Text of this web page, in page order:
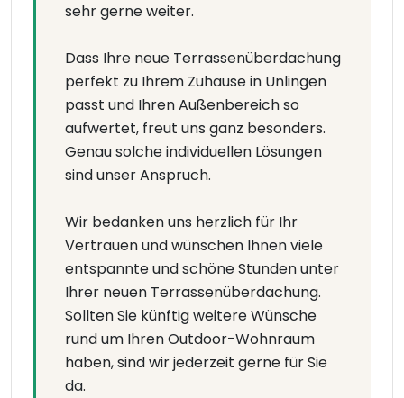
sehr gerne weiter.
Dass Ihre neue Terrassenüberdachung
perfekt zu Ihrem Zuhause in Unlingen
passt und Ihren Außenbereich so
aufwertet, freut uns ganz besonders.
Genau solche individuellen Lösungen
sind unser Anspruch.
Wir bedanken uns herzlich für Ihr
Vertrauen und wünschen Ihnen viele
entspannte und schöne Stunden unter
Ihrer neuen Terrassenüberdachung.
Sollten Sie künftig weitere Wünsche
rund um Ihren Outdoor-Wohnraum
haben, sind wir jederzeit gerne für Sie
da.